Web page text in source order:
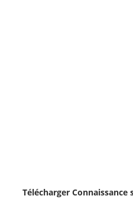
Télécharger Connaissance